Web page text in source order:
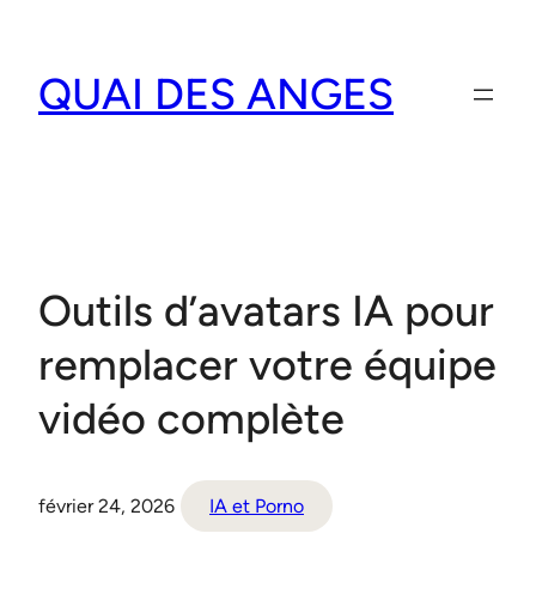
contenu
QUAI DES ANGES
Outils d’avatars IA pour
remplacer votre équipe
vidéo complète
février 24, 2026 IA et Porno